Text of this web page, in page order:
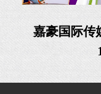
嘉豪国际传